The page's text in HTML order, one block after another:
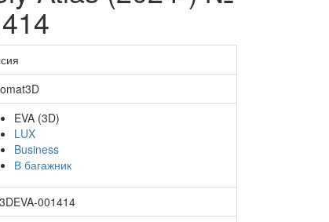
EVA (3D)
LUX
Business
В багажник
001414